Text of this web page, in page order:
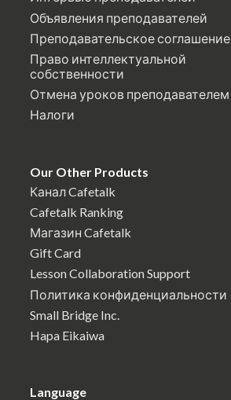
Объявления преподавателей
Преподавательское соглашение
Право интеллектуальной
собственности
Отмена уроков преподавателем
Налоги
Our Other Products
Канал Cafetalk
Cafetalk Ranking
Магазин Cafetalk
Gift Card
Lesson Collaboration Support
Политика конфиденциальности
Small Bridge Inc.
Hapa Eikaiwa
Language